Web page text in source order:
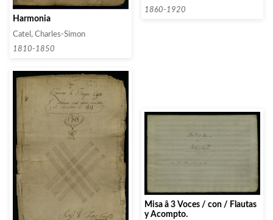
Harmonia
Catel, Charles-Simon
1810-1850
1860-1920
Misa â 3 Voces / con / Flautas
y Acompto.